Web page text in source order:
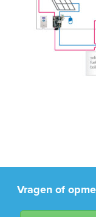
Vragen of